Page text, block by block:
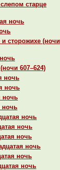
старце
ночь
и сторожихе (ночи
607–624)
ночь
ночь
ночь
ночь
ночь
ночь
ночь
ночь
ночь
ночь